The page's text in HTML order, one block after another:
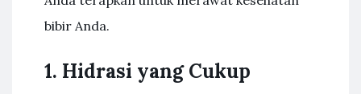
bibir Anda.
1. Hidrasi yang Cukup